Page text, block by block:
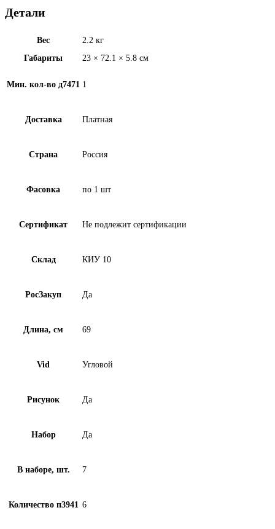
Детали
Вес
2.2 кг
Габариты
23 × 72.1 × 5.8 см
Мин. кол-во д7471 1
Доставка Платная
Страна Россия
Фасовка по 1 шт
Сертификат Не подлежит сертификации
Склад КИУ 10
РосЗакуп Да
Длина, см 69
Vid Угловой
Рисунок Да
Набор Да
В наборе, шт. 7
Количество п3941 6